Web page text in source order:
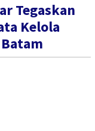
Tegaskan
Kelola